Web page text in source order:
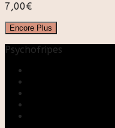
7,00€
Encore Plus
Psychofripes